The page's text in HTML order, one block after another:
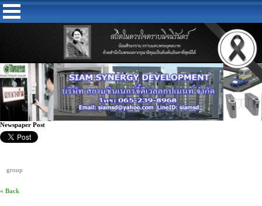
Newspaper Post
group
« Back